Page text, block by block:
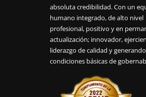
absoluta credibilidad. Con un
humano integrado, de alto nivel
profesional, positivo y en
actualización; innovador,
liderazgo de calidad y generando
condiciones básicas de